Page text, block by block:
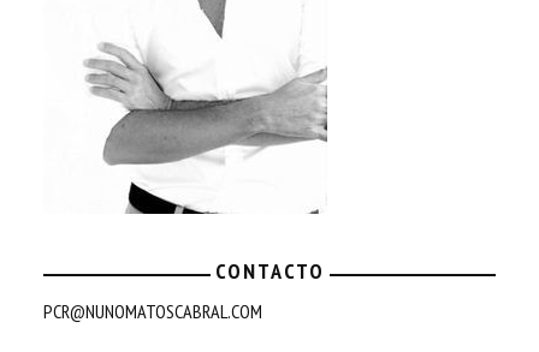
CONTACTO
PCR@NUNOMATOSCABRAL.COM